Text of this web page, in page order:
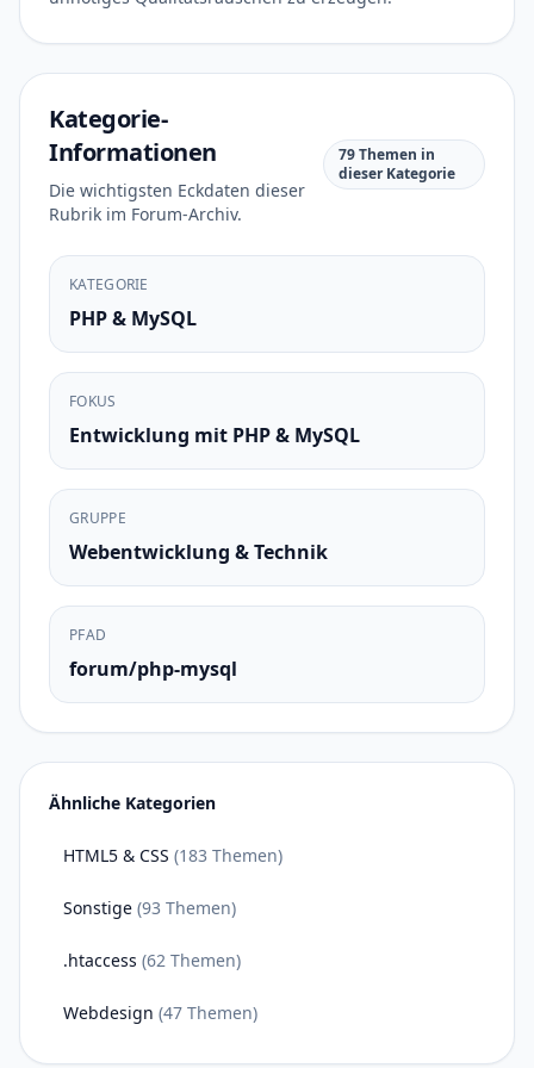
Kategorie-
Informationen
Die wichtigsten Eckdaten dieser
Rubrik im Forum-Archiv.
79 Themen in
dieser Kategorie
KATEGORIE
PHP & MySQL
FOKUS
Entwicklung mit PHP & MySQL
GRUPPE
Webentwicklung & Technik
PFAD
forum/php-mysql
Ähnliche Kategorien
HTML5 & CSS (183 Themen)
Sonstige (93 Themen)
.htaccess (62 Themen)
Webdesign (47 Themen)